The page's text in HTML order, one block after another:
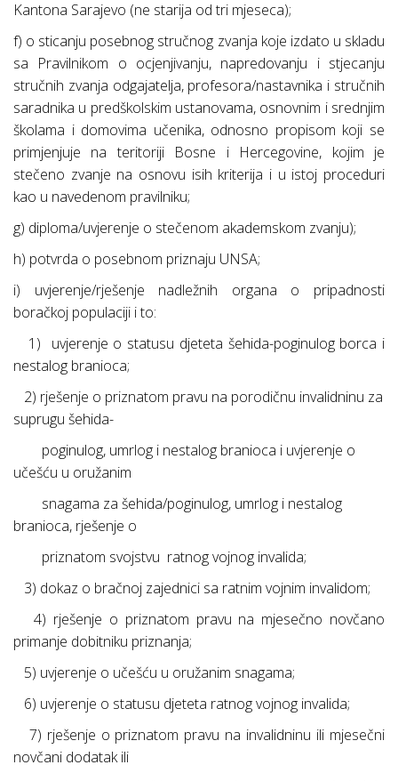
Kantona Sarajevo (ne starija od tri mjeseca);
f) o sticanju posebnog stručnog zvanja koje izdato u skladu
sa Pravilnikom o ocjenjivanju, napredovanju i stjecanju
stručnih zvanja odgajatelja, profesora/nastavnika i stručnih
saradnika u predškolskim ustanovama, osnovnim i srednjim
školama i domovima učenika, odnosno propisom koji se
primjenjuje na teritoriji Bosne i Hercegovine, kojim je
stečeno zvanje na osnovu isih kriterija i u istoj proceduri
kao u navedenom pravilniku;
g) diploma/uvjerenje o stečenom akademskom zvanju);
h) potvrda o posebnom priznaju UNSA;
i) uvjerenje/rješenje nadležnih organa o pripadnosti
boračkoj populaciji i to:
1)
uvjerenje o statusu djeteta šehida-poginulog borca i
nestalog branioca;
2) rješenje o priznatom pravu na porodičnu invalidninu za
suprugu šehida-
poginulog, umrlog i nestalog branioca i uvjerenje o
učešću u oružanim
snagama za šehida/poginulog, umrlog i nestalog
branioca, rješenje o
priznatom svojstvu ratnog vojnog invalida;
3) dokaz o bračnoj zajednici sa ratnim vojnim invalidom;
4) rješenje o priznatom pravu na mjesečno novčano
primanje dobitniku priznanja;
5) uvjerenje o učešću u oružanim snagama;
6) uvjerenje o statusu djeteta ratnog vojnog invalida;
7) rješenje o priznatom pravu na invalidninu ili mjesečni
novčani dodatak ili